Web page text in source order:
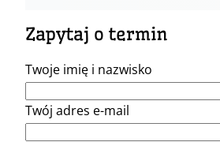
Zapytaj o termin
Twoje imię i nazwisko
Twój adres e-mail